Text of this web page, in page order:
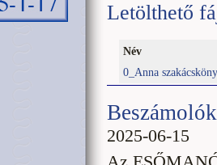
Letölthető
Név
0_Anna
2025-06-15